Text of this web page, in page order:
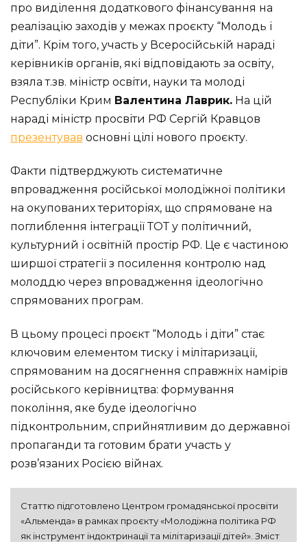
про виділення додаткового фінансування на
реалізацію заходів у межах проєкту “Молодь і
діти”. Крім того, участь у Всеросійській нараді
керівників органів, які відповідають за освіту,
взяла т.зв. міністр освіти, науки та молоді
Республіки Крим Валентина Лаврик. На цій
нараді міністр просвіти РФ Сергій Кравцов
презентував основні цілі нового проєкту.
Факти підтверджують систематичне
впровадження російської молодіжної політики
на окупованих територіях, що спрямоване на
поглиблення інтеграції ТОТ у політичний,
культурний і освітній простір РФ. Це є частиною
ширшої стратегії з посилення контролю над
молоддю через впровадження ідеологічно
спрямованих програм.
В цьому процесі проєкт “Молодь і діти” стає
ключовим елементом тиску і мілітаризації,
спрямованим на досягнення справжніх намірів
російського керівництва: формування
покоління, яке буде ідеологічно
підконтрольним, сприйнятливим до державної
пропаганди та готовим брати участь у
розв’язаних Росією війнах.
Статтю підготовлено Центром громадянської просвіти
«Альменда» в рамках проєкту «Молодіжна політика РФ
як інструмент індоктринації та мілітаризації дітей». Зміст